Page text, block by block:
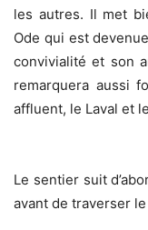
les autres. Il met
Ode qui est
convivialité et son
remarquera aussi
affluent, le Laval et
Le sentier suit
avant de traverser